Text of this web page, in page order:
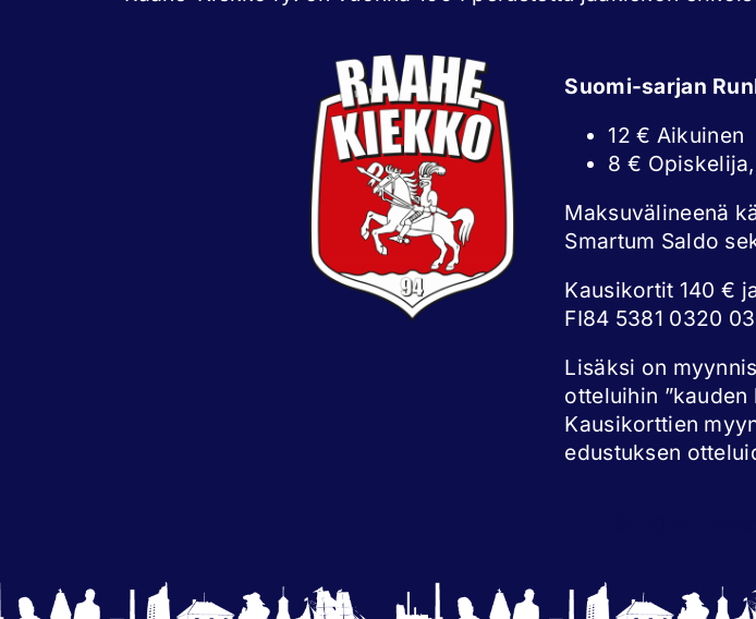
Suomi-sarjan
12 € Aikuinen
8 €
Maksuvälineenä
Smartum Saldo
Kausikortit 140 €
FI84 5381 0320
Lisäksi on
otteluihin ”kauden
Kausikorttien
edustuksen